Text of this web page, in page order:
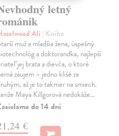
letný
Ali | Kniha
muž a mladšia žena, úspešný
a doktorandka, najlepší
jej brata a dievča, o ktoré
záujem – jedno klišé za
až je to takmer na smiech.
Maya Killgorová nedokáže…
do 14 dní
€